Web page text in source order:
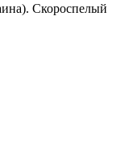
Скороспелый